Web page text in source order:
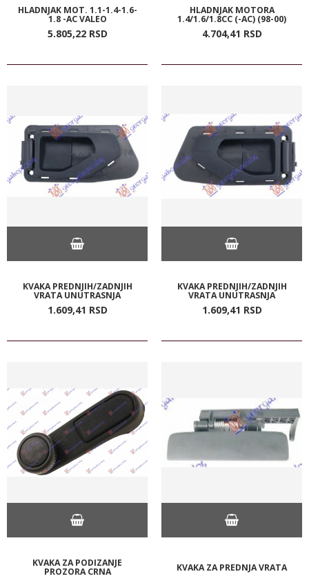
HLADNJAK MOT. 1.1-1.4-1.6-
1.8 -AC VALEO
5.805,22 RSD
HLADNJAK MOTORA
1.4/1.6/1.8CC (-AC) (98-00)
4.704,41 RSD
KVAKA PREDNJIH/ZADNJIH
VRATA UNUTRASNJA
1.609,41 RSD
KVAKA PREDNJIH/ZADNJIH
VRATA UNUTRASNJA
1.609,41 RSD
KVAKA ZA PODIZANJE
PROZORA CRNA KVAKA ZA PREDNJA VRATA